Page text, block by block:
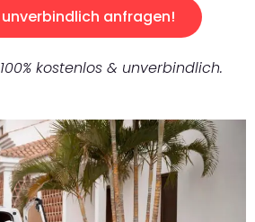
anfragen!
kostenlos & unverbindlich.